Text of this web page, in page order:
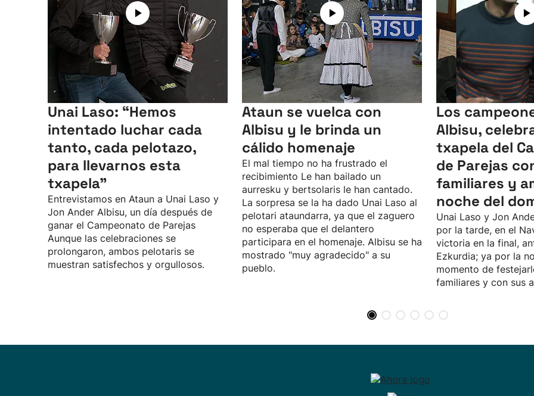
Unai Laso: “Hemos
intentado luchar cada
tanto, cada pelotazo,
para llevarnos esta
txapela”
Entrevistamos en Ataun a Unai Laso y
Jon Ander Albisu, un día después de
ganar el Campeonato de Parejas
Aunque las celebraciones se
prolongaron, ambos pelotaris se
muestran satisfechos y orgullosos.
Ataun se vuelca con
Albisu y le brinda un
cálido homenaje
El mal tiempo no ha frustrado el
recibimiento Le han bailado un
aurresku y bertsolaris le han cantado.
La sorpresa se la ha dado Unai Laso al
pelotari ataundarra, ya que el zaguero
no esperaba que el delantero
participara en el homenaje. Albisu se ha
mostrado "muy agradecido" a su
pueblo.
Los
Albisu,
txapela del
de Parejas
familiares y
noche del
Unai Laso y Jon
por la tarde, en el
victoria en la final,
Ezkurdia; ya por la
momento de
familiares y con sus